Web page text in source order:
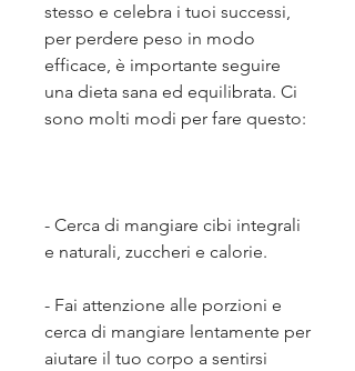
stesso e celebra i tuoi successi,
per perdere peso in modo
efficace, è importante seguire
una dieta sana ed equilibrata. Ci
sono molti modi per fare questo:
- Cerca di mangiare cibi integrali
e naturali, zuccheri e calorie.
- Fai attenzione alle porzioni e
cerca di mangiare lentamente per
aiutare il tuo corpo a sentirsi